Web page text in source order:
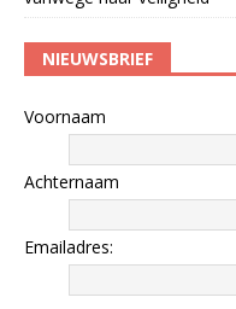
NIEUWSBRIEF
Voornaam
Achternaam
Emailadres: